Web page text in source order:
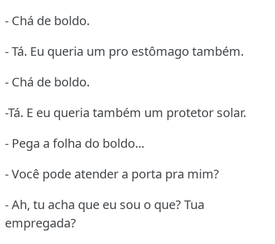
- Chá de boldo.
- Tá. Eu queria um pro estômago também.
- Chá de boldo.
-Tá. E eu queria também um protetor solar.
- Pega a folha do boldo...
- Você pode atender a porta pra mim?
- Ah, tu acha que eu sou o que? Tua
empregada?